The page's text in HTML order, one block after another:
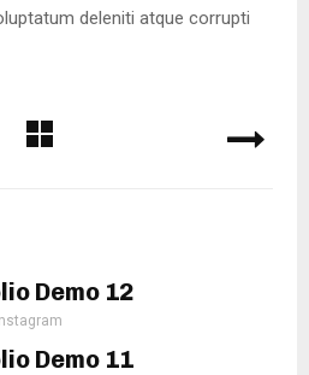
deleniti atque corrupti
Demo 12
Instagram
Demo 11